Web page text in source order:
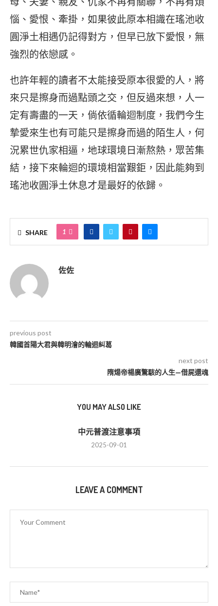
惱、愛恨、牽掛，如果彼此原本相識在瑤池收
圓淨土相遇仍記得對方，但早已放下愛恨，無
強烈的依戀感。
也許年輕的讀者不太能接受原本很愛的人，將
來只是擦身而過點頭之交，但反過來想，人一
定有壽盡的一天，倘依循輪迴制度，我們今生
摯愛來生也有可能只是擦身而過的陌生人，何
況累世仇家相逼，地球環境日漸熬熱，眾苦集
結，接下來輪迴的環境相當艱鉅，因此能夠到
瑤池收圓淨土休息才是最好的依歸。
SHARE 1
佐佐
previous post
韓國首陽大君與韓明澮的輪迴糾葛
next post
隋煬帝楊廣驚駭的人生—借屍還魂
YOU MAY ALSO LIKE
中元普渡注意事項
2025-09-01
LEAVE A COMMENT